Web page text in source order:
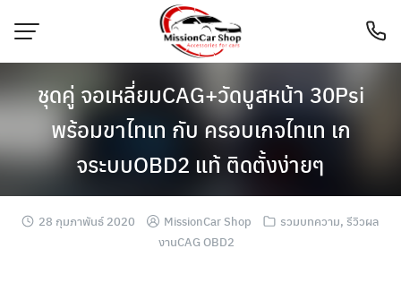
ชุดคู่ จอเหลี่ยมCAG+วัดบูสหน้า 30Psi
พร้อมขาไทเท กับ ครอบเกจไทเท เก
จระบบOBD2 แท้ ติดตั้งง่ายๆ
28 กุมภาพันธ์ 2020 MissionCar Shop รวมบทความ, รีวิวผล
งานCAG OBD2